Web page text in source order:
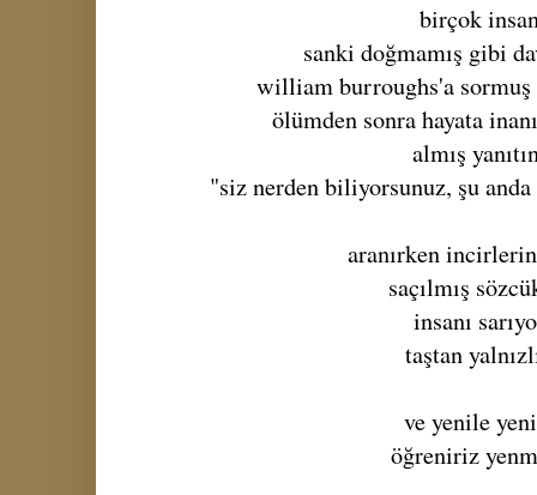
birçok
sanki doğmamış gibi
william burroughs'a
ölümden sonra hayata
almış
"siz nerden biliyorsunuz, şu anda
aranırken
saçılmış
insanı
taştan
ve yenile
öğreniriz